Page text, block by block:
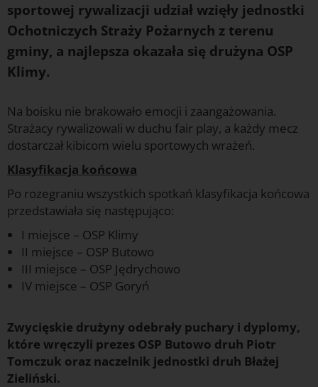
sportowej rywalizacji udział wzięły jednostki
Ochotniczych Straży Pożarnych z terenu
gminy, a najlepsza okazała się drużyna OSP
Klimy.
Na boisku nie brakowało emocji i zaangażowania.
Strażacy rywalizowali w duchu fair play, a każdy mecz
dostarczał kibicom wielu sportowych wrażeń.
Klasyfikacja końcowa
Po rozegraniu wszystkich spotkań klasyfikacja końcowa
przedstawiała się następująco:
I miejsce – OSP Klimy
II miejsce – OSP Butowo
III miejsce – OSP Jędrychowo
IV miejsce – OSP Goryń
Zwycięskie drużyny odebrały puchary i dyplomy,
które wręczyli prezes OSP Butowo druh Piotr
Tomczuk oraz naczelnik jednostki druh Błażej
Zieliński.